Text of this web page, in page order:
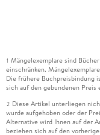
1 Mängelexemplare sind
einschränken.
Die frühere Buchpreisbindung
sich auf den gebundenen Preis
2 Diese Artikel unterliegen
wurde aufgehoben oder der
Alternative wird Ihnen auf der
beziehen sich auf den